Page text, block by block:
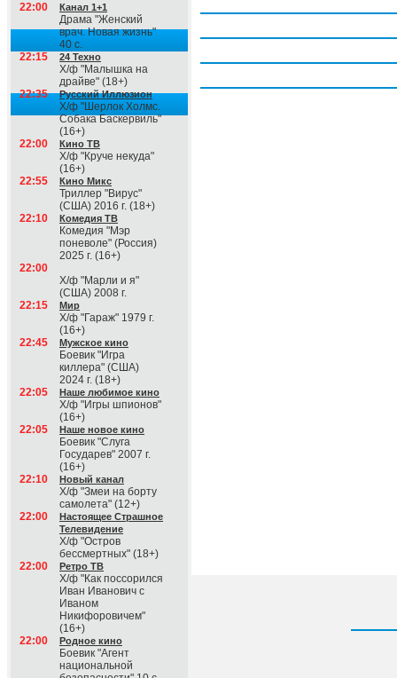
22:00 Канал 1+1
Драма "Женский
врач. Новая жизнь"
40 с.
22:15
24 Техно
Х/ф "Малышка на
драйве" (18+)
22:35
Русский Иллюзион
Х/ф "Шерлок Холмс.
Собака Баскервиль"
(16+)
22:00
Кино ТВ
Х/ф "Круче некуда"
(16+)
22:55
Кино Микс
Триллер "Вирус"
(США) 2016 г. (18+)
22:10
Комедия ТВ
Комедия "Мэр
поневоле" (Россия)
2025 г. (16+)
22:00
Х/ф "Марли и я"
(США) 2008 г.
22:15
Мир
Х/ф "Гараж" 1979 г.
(16+)
22:45
Мужское кино
Боевик "Игра
киллера" (США)
2024 г. (18+)
22:05
Наше любимое кино
Х/ф "Игры шпионов"
(16+)
22:05
Наше новое кино
Боевик "Слуга
Государев" 2007 г.
(16+)
22:10
Новый канал
Х/ф "Змеи на борту
самолета" (12+)
22:00
Настоящее Страшное
Телевидение
Х/ф "Остров
бессмертных" (18+)
22:00
Ретро ТВ
Х/ф "Как поссорился
Иван Иванович с
Иваном
Никифоровичем"
(16+)
22:00
Родное кино
Боевик "Агент
национальной